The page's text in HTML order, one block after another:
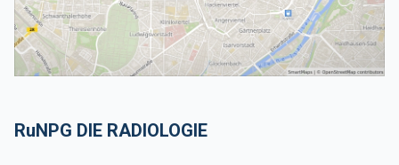
RuNPG DIE RADIOLOGIE